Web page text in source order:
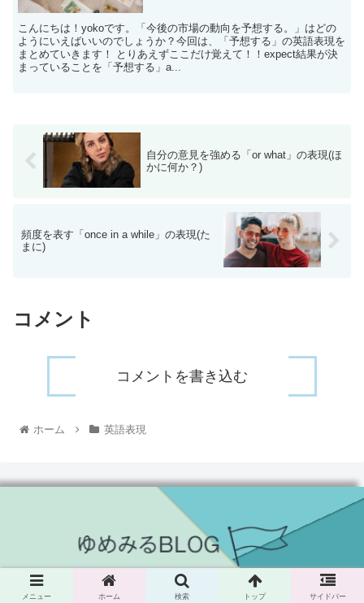
こんにちは！yokoです。「今後の市場の動向を予想する。」はどの
ようにいえばいいのでしょうか？今回は、「予想する」の英語表現を
まとめていきます！ とりあえずここだけ覚えて！！expect結果が決
まっていることを「予想する」a...
自分の意見を強める「or what」の表現(ほ
かに何か？)
頻度を表す「once in a while」の表現(た
まに)
コメント
コメントを書き込む
ホーム 英語表現
© 2021 yumemiru-blog.
メニュー ホーム 検索 トップ サイドバー